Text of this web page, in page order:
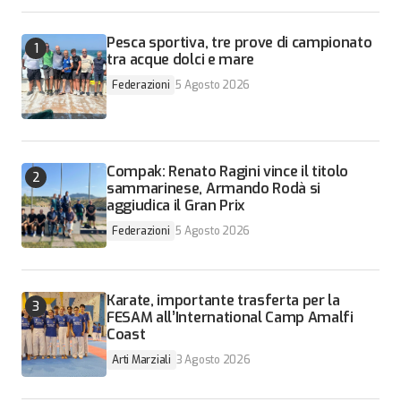
Pesca sportiva, tre prove di campionato
tra acque dolci e mare
Federazioni 5 Agosto 2026
Compak: Renato Ragini vince il titolo
sammarinese, Armando Rodà si
aggiudica il Gran Prix
Federazioni 5 Agosto 2026
Karate, importante trasferta per la
FESAM all’International Camp Amalfi
Coast
Arti Marziali 3 Agosto 2026